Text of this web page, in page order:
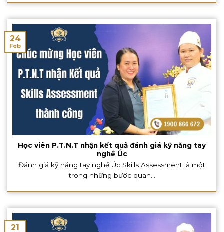
Học viên P.T.N.T nhận kết quả đánh giá kỹ năng tay
nghề Úc
Đánh giá kỹ năng tay nghề Úc Skills Assessment là một
trong những bước quan...
24
Feb
21